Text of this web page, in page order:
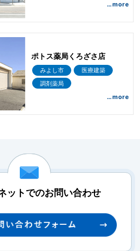
…more
ポトス薬局くろざさ店
みよし市
医療建築
調剤薬局
…more
ットでのお問い合わせ